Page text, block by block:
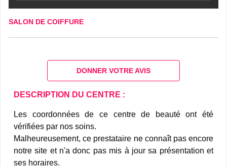
SALON DE COIFFURE
DONNER VOTRE AVIS
DESCRIPTION DU CENTRE :
Les coordonnées de ce centre de beauté ont été
vérifiées par nos soins.
Malheureusement, ce prestataire ne connaît pas encore
notre site et n'a donc pas mis à jour sa présentation et
ses horaires.